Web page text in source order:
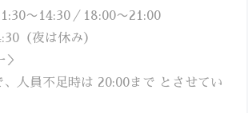
〜14:30／18:00〜21:00
（夜は休み）
人員不足時は 20:00まで とさせてい